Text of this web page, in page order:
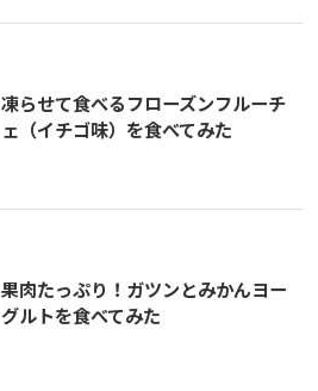
凍らせて食べるフローズンフルーチ
ェ（イチゴ味）を食べてみた
果肉たっぷり！ガツンとみかんヨー
グルトを食べてみた